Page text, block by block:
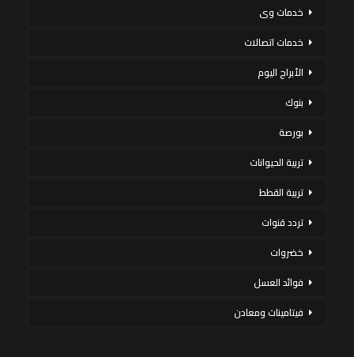
خدمات وى
خدمات اتصالات
الأبراج اليوم
بنوك
بورصة
تربية الحيوانات
تربية القطط
تردد قنوات
خضروات
فوائد العسل
فيتامينات ومعادن